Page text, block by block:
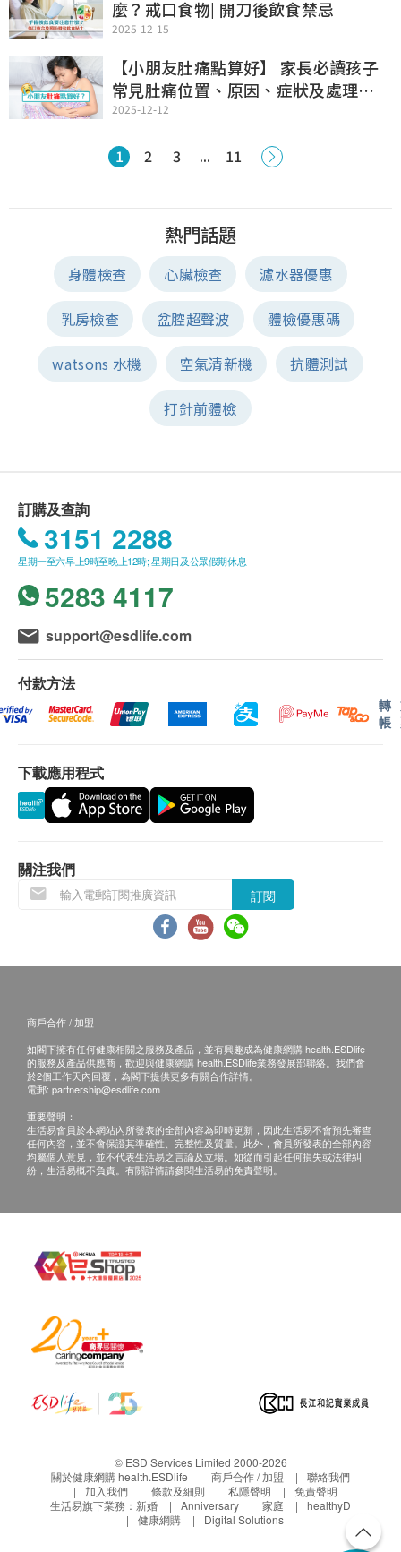
麼？戒口食物| 開刀後飲食禁忌
2025-12-15
【小朋友肚痛點算好】 家長必讀孩子
常見肚痛位置、原因、症狀及處理方
法！
2025-12-12
1 2 3 ... 11
熱門話題
身體檢查 心臟檢查 濾水器優惠
乳房檢查 盆腔超聲波 體檢優惠碼
watsons 水機 空氣清新機 抗體測試
打針前體檢
訂購及查詢
3151 2288
星期一至六早上9時至晚上12時; 星期日及公眾假期休息
5283 4117
support@esdlife.com
付款方法
轉
帳
下載應用程式
關注我們
訂閱
商戶合作 / 加盟
如閣下擁有任何健康相關之服務及產品，並有興趣成為健康網購 health.ESDlife
的服務及產品供應商，歡迎與健康網購 health.ESDlife業務發展部聯絡。我們會
於2個工作天內回覆，為閣下提供更多有關合作詳情。
電郵: partnership@esdlife.com
重要聲明：
生活易會員於本網站內所發表的全部內容為即時更新，因此生活易不會預先審查
任何內容，並不會保證其準確性、完整性及質量。此外，會員所發表的全部內容
均屬個人意見，並不代表生活易之言論及立場。如從而引起任何損失或法律糾
紛，生活易概不負責。有關詳情請參閱生活易的免責聲明。
© ESD Services Limited 2000-2026
關於健康網購 health.ESDlife
商戶合作 / 加盟
聯絡我們
加入我們
條款及細則 私隱聲明
免責聲明
生活易旗下業務： 新婚 Anniversary 家庭
healthyD
健康網購
Digital Solutions